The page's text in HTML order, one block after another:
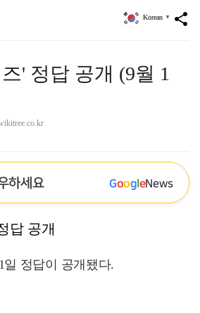
share
Korean ▼
' 정답 공개 (9월 1
하세요 GoogleNews
답 공개
일 정답이 공개됐다.